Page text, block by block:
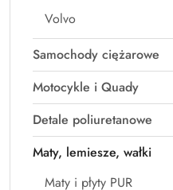
Volvo
Samochody ciężarowe
Motocykle i Quady
Detale poliuretanowe
Maty, lemiesze, wałki
Maty i płyty PUR